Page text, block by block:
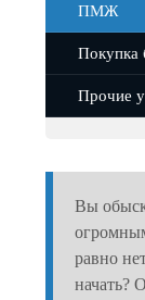
ПМЖ
Покупка
Прочие
Вы
равно
начать?